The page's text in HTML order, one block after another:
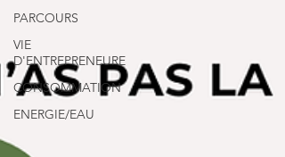
PARCOURS
VIE
D'ENTREPRENEURE
CONSOMMATION
ENERGIE/EAU